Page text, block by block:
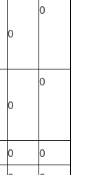
0
0
0
0
0
0